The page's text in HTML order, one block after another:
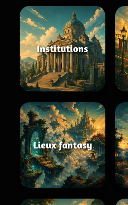
Institutions
Lieux fantasy